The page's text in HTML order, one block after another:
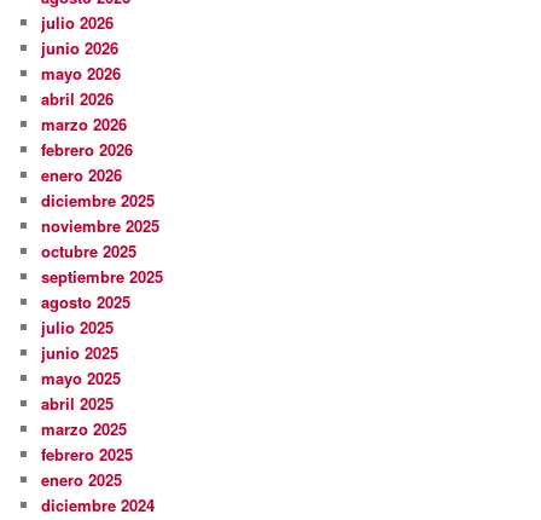
julio 2026
junio 2026
mayo 2026
abril 2026
marzo 2026
febrero 2026
enero 2026
diciembre 2025
noviembre 2025
octubre 2025
septiembre 2025
agosto 2025
julio 2025
junio 2025
mayo 2025
abril 2025
marzo 2025
febrero 2025
enero 2025
diciembre 2024